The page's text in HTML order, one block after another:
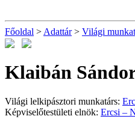
Főoldal > Adattár> Világi
Klaibán
Világi lelkipásztori munkatárs:
Képviselőtestületi elnök: Ercsi –